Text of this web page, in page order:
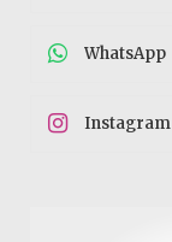
WhatsApp
Instagram